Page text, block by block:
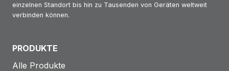
einzelnen Standort bis hin zu Tausenden von Geräten weltweit
verbinden können.
PRODUKTE
Alle Produkte